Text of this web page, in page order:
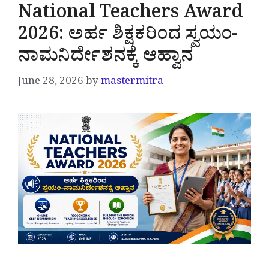
National Teachers Award
2026: ಅರ್ಹ ಶಿಕ್ಷಕರಿಂದ ಸ್ವಯಂ-
ನಾಮನಿರ್ದೇಶನಕ್ಕೆ ಆಹ್ವಾನ
June 28, 2026bymastermitra